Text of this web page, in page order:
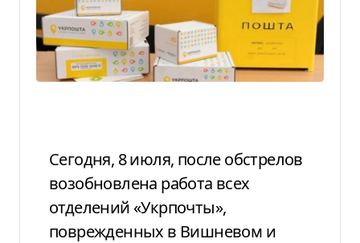
Сегодня, 8 июля, после обстрелов
возобновлена работа всех
отделений «Укрпочты»,
поврежденных в Вишневом и